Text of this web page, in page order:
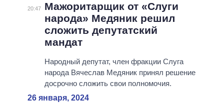
20:47
Мажоритарщик от «Слуги
народа» Медяник решил
сложить депутатский
мандат
Народный депутат, член фракции Слуга
народа Вячеслав Медяник принял решение
досрочно сложить свои полномочия.
26 января, 2024